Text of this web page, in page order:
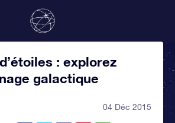
: explorez
galactique
04 Déc 2015